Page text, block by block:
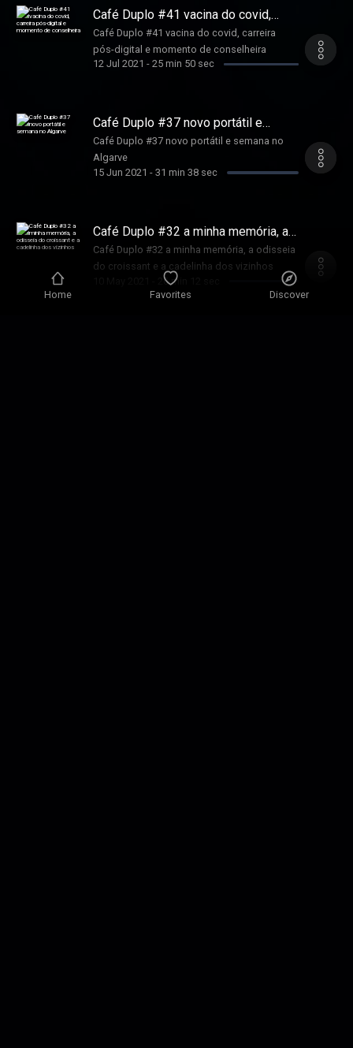
Home Favorites Discover
Café Duplo #41 vacina do covid,
carreira pós-digital e momento de
conselheira
Café Duplo #41 vacina do covid, carreira
pós-digital e momento de conselheira
12 Jul 2021 - 25 min 50 sec
Café Duplo #37 novo portátil e
semana no Algarve
Café Duplo #37 novo portátil e semana no
Algarve
15 Jun 2021 - 31 min 38 sec
Café Duplo #32 a minha memória, a
odisseia do croissant e a cadelinha
dos vizinhos
Café Duplo #32 a minha memória, a odisseia
do croissant e a cadelinha dos vizinhos
26 min 12 sec